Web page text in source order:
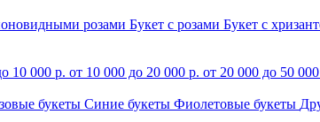
розами Букет с розами Букет с
10 000 р. от 10 000 до 20 000 р. от 20 000 до 50
букеты Синие букеты Фиолетовые букеты